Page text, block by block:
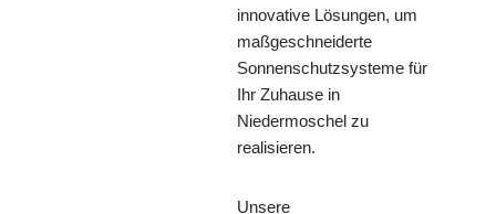
innovative Lösungen, um
maßgeschneiderte
Sonnenschutzsysteme für
Ihr Zuhause in
Niedermoschel zu
realisieren.
Unsere